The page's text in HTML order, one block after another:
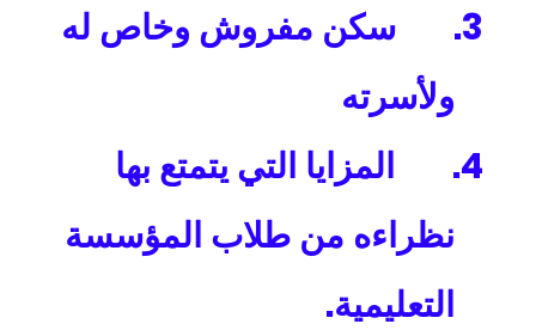
3.
سكن مفروش وخاص له
ولأسرته
4.
المزايا التي يتمتع بها
نظراءه من طلاب المؤسسة
التعليمية.